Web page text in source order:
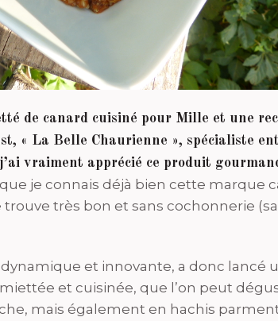
de canard cuisiné pour Mille et une
« La Belle Chaurienne », spécialiste
vraiment apprécié ce produit
je connais déjà bien cette marque
très bon et sans cochonnerie
et innovante, a donc lancé
et cuisinée, que l’on peut
mais également en hachis